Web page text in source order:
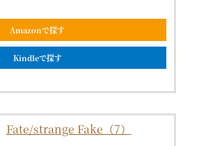
Amazonで探す
Kindleで探す
Fate/strange Fake（7）